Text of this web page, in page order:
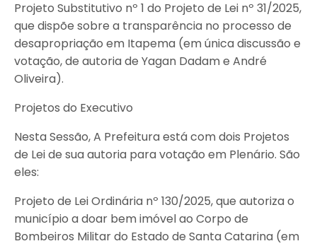
Projeto Substitutivo nº 1 do Projeto de Lei nº 31/2025,
que dispõe sobre a transparência no processo de
desapropriação em Itapema (em única discussão e
votação, de autoria de Yagan Dadam e André
Oliveira).
Projetos do Executivo
Nesta Sessão, A Prefeitura está com dois Projetos
de Lei de sua autoria para votação em Plenário. São
eles:
Projeto de Lei Ordinária nº 130/2025, que autoriza o
município a doar bem imóvel ao Corpo de
Bombeiros Militar do Estado de Santa Catarina (em